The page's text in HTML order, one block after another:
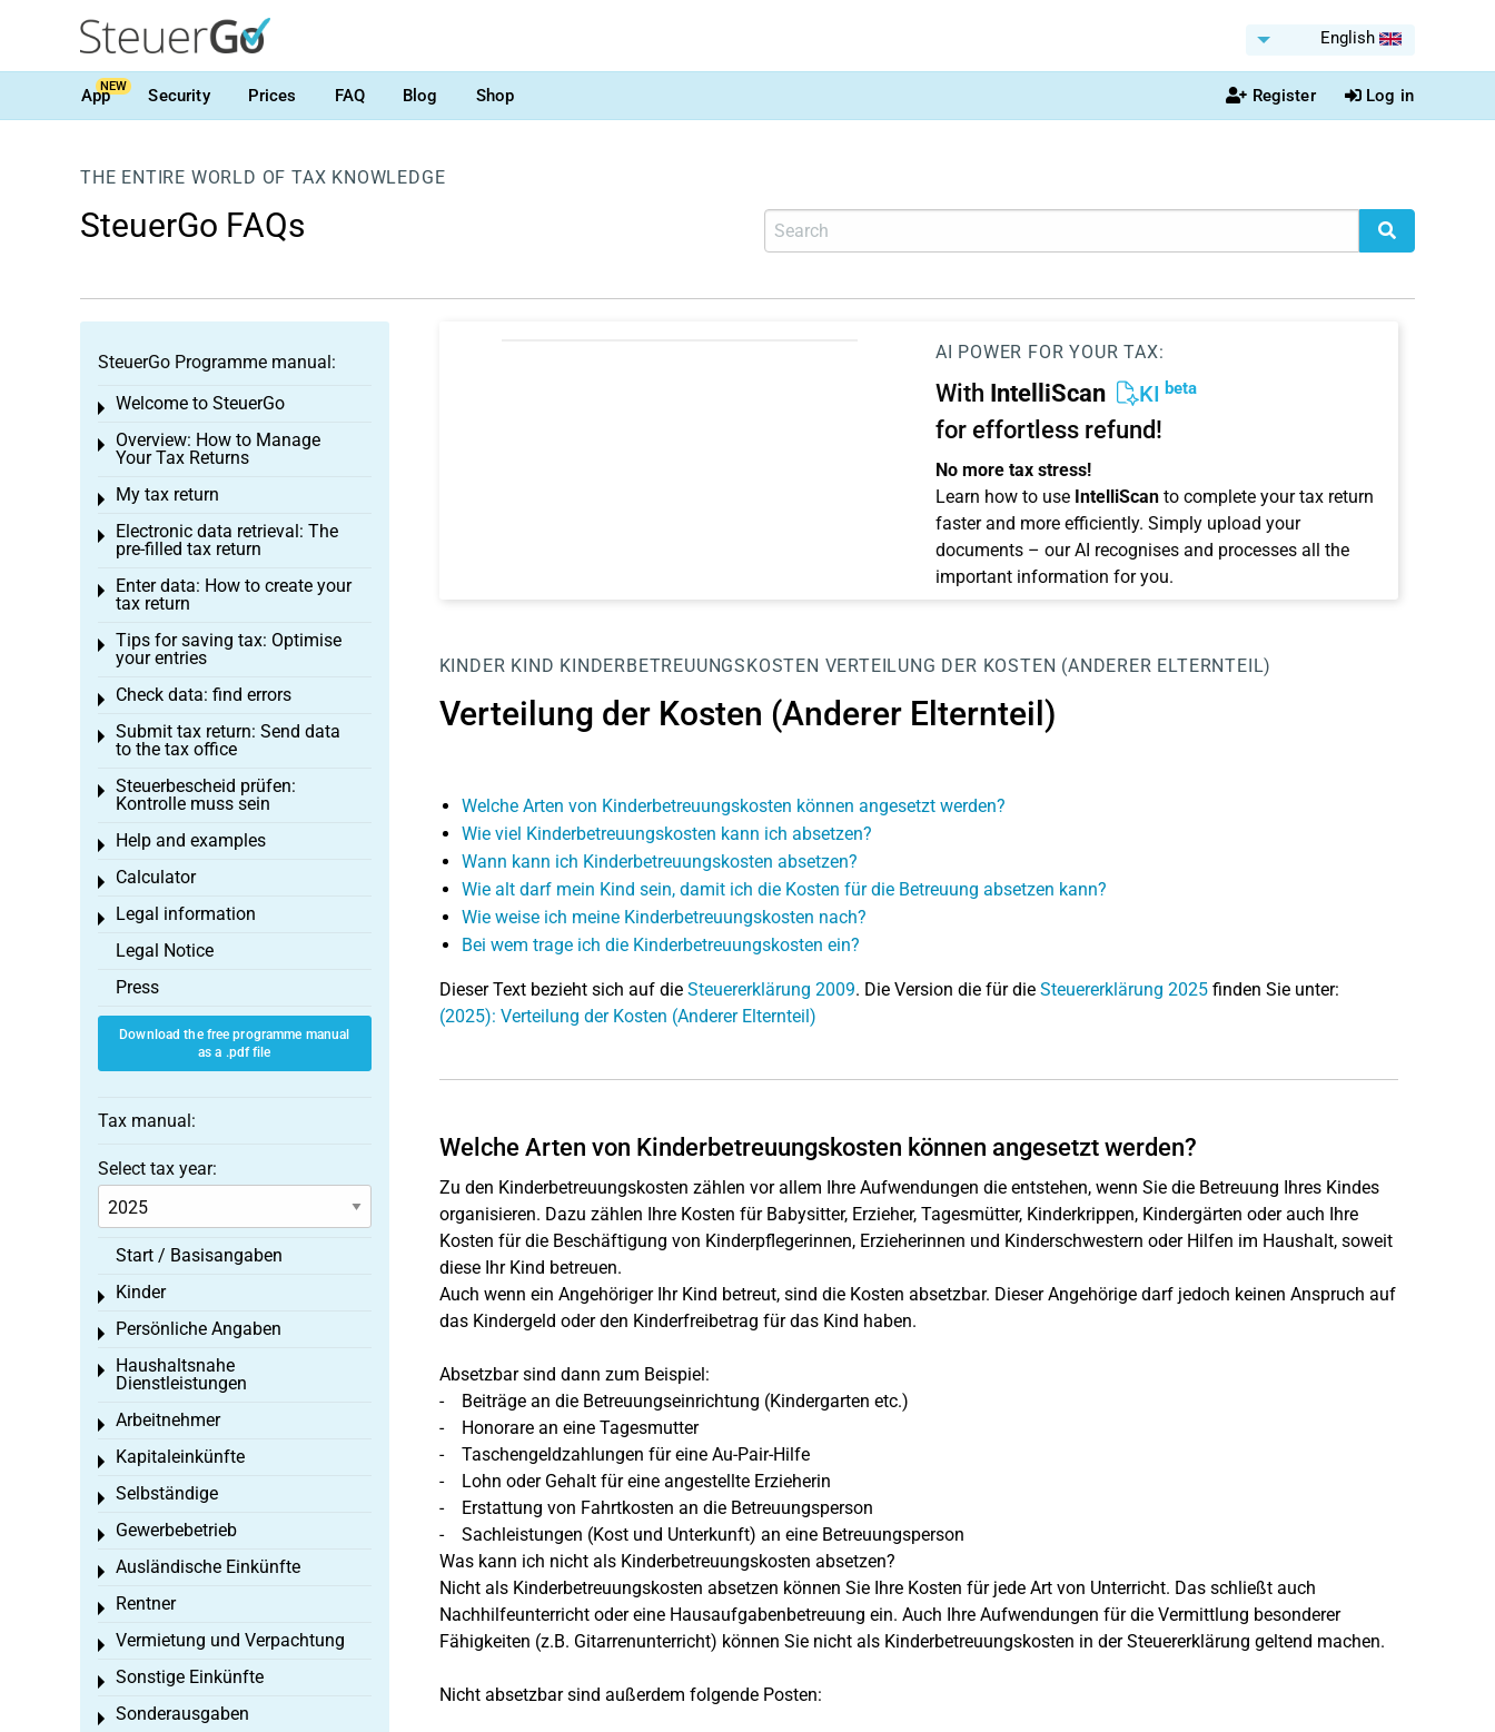
English
AppNEW Security Prices FAQ Blog Shop Register Log in
THE ENTIRE WORLD OF TAX KNOWLEDGE
SteuerGo FAQs
AI POWER FOR YOUR TAX:
With IntelliScan KI beta
for effortless refund!
No more tax stress!
Learn how to use IntelliScanto complete your tax return
faster and more efficiently. Simply upload your
documents – our AI recognises and processes all the
important information for you.
KINDER KIND KINDERBETREUUNGSKOSTEN VERTEILUNG DER KOSTEN (ANDERER ELTERNTEIL)
Verteilung der Kosten (Anderer Elternteil)
Welche Arten von Kinderbetreuungskosten können angesetzt werden?
Wie viel Kinderbetreuungskosten kann ich absetzen?
Wann kann ich Kinderbetreuungskosten absetzen?
Wie alt darf mein Kind sein, damit ich die Kosten für die Betreuung absetzen kann?
Wie weise ich meine Kinderbetreuungskosten nach?
Bei wem trage ich die Kinderbetreuungskosten ein?
Dieser Text bezieht sich auf die Steuererklärung 2009. Die Version die für die Steuererklärung 2025finden Sie unter:
(2025): Verteilung der Kosten (Anderer Elternteil)
Welche Arten von Kinderbetreuungskosten können angesetzt werden?
Zu den Kinderbetreuungskosten zählen vor allem Ihre Aufwendungen die entstehen, wenn Sie die Betreuung Ihres Kindes
organisieren. Dazu zählen Ihre Kosten für Babysitter, Erzieher, Tagesmütter, Kinderkrippen, Kindergärten oder auch Ihre
Kosten für die Beschäftigung von Kinderpflegerinnen, Erzieherinnen und Kinderschwestern oder Hilfen im Haushalt, soweit
diese Ihr Kind betreuen.
Auch wenn ein Angehöriger Ihr Kind betreut, sind die Kosten absetzbar. Dieser Angehörige darf jedoch keinen Anspruch auf
das Kindergeld oder den Kinderfreibetrag für das Kind haben.
Absetzbar sind dann zum Beispiel:
- Beiträge an die Betreuungseinrichtung (Kindergarten etc.)
- Honorare an eine Tagesmutter
- Taschengeldzahlungen für eine Au-Pair-Hilfe
- Lohn oder Gehalt für eine angestellte Erzieherin
- Erstattung von Fahrtkosten an die Betreuungsperson
- Sachleistungen (Kost und Unterkunft) an eine Betreuungsperson
Was kann ich nicht als Kinderbetreuungskosten absetzen?
Nicht als Kinderbetreuungskosten absetzen können Sie Ihre Kosten für jede Art von Unterricht. Das schließt auch
Nachhilfeunterricht oder eine Hausaufgabenbetreuung ein. Auch Ihre Aufwendungen für die Vermittlung besonderer
Fähigkeiten (z.B. Gitarrenunterricht) können Sie nicht als Kinderbetreuungskosten in der Steuererklärung geltend machen.
Nicht absetzbar sind außerdem folgende Posten:
SteuerGo Programme manual:
Welcome to SteuerGo
Toggle menu
Overview: How to Manage
Your Tax Returns
Toggle menu
My tax return
Toggle menu
Electronic data retrieval: The
pre-filled tax return
Toggle menu
Enter data: How to create your
tax return
Toggle menu
Tips for saving tax: Optimise
your entries
Toggle menu
Check data: find errors
Toggle menu
Submit tax return: Send data
to the tax office
Toggle menu
Steuerbescheid prüfen:
Kontrolle muss sein
Toggle menu
Help and examples
Toggle menu
Calculator
Toggle menu
Legal information
Toggle menu
Legal Notice
Press
Download the free programme manual
as a .pdf file
Tax manual:
Select tax year:
Start / Basisangaben
Kinder
Toggle menu
Persönliche Angaben
Toggle menu
Haushaltsnahe
Dienstleistungen
Toggle menu
Arbeitnehmer
Toggle menu
Kapitaleinkünfte
Toggle menu
Selbständige
Toggle menu
Gewerbebetrieb
Toggle menu
Ausländische Einkünfte
Toggle menu
Rentner
Toggle menu
Vermietung und Verpachtung
Toggle menu
Sonstige Einkünfte
Toggle menu
Sonderausgaben
Toggle menu